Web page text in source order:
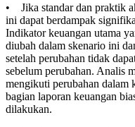
• Jika standar dan praktik
ini dapat berdampak
Indikator keuangan utama
diubah dalam skenario ini
setelah perubahan tidak
sebelum perubahan. Analis
mengikuti perubahan dalam
bagian laporan keuangan
dilakukan.